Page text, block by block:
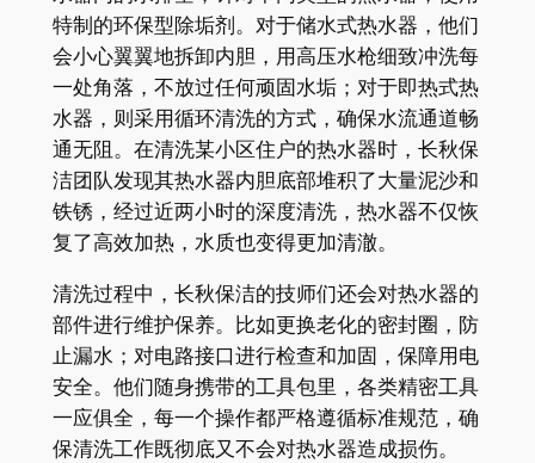
特制的环保型除垢剂。对于储水式热水器，他们
会小心翼翼地拆卸内胆，用高压水枪细致冲洗每
一处角落，不放过任何顽固水垢；对于即热式热
水器，则采用循环清洗的方式，确保水流通道畅
通无阻。在清洗某小区住户的热水器时，长秋保
洁团队发现其热水器内胆底部堆积了大量泥沙和
铁锈，经过近两小时的深度清洗，热水器不仅恢
复了高效加热，水质也变得更加清澈。
清洗过程中，长秋保洁的技师们还会对热水器的
部件进行维护保养。比如更换老化的密封圈，防
止漏水；对电路接口进行检查和加固，保障用电
安全。他们随身携带的工具包里，各类精密工具
一应俱全，每一个操作都严格遵循标准规范，确
保清洗工作既彻底又不会对热水器造成损伤。